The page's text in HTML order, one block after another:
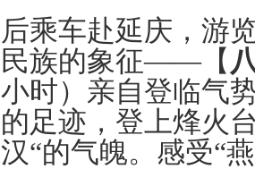
后乘车赴延庆，游
民族的象征——【
小时）亲自登临气
的足迹，登上烽火
汉“的气魄。感受“